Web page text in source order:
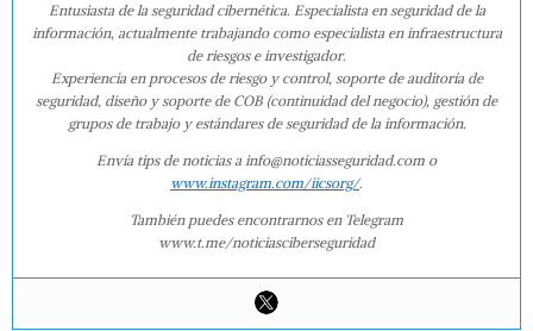
Entusiasta de la seguridad cibernética. Especialista en seguridad de la
información, actualmente trabajando como especialista en infraestructura
de riesgos e investigador.
Experiencia en procesos de riesgo y control, soporte de auditoría de
seguridad, diseño y soporte de COB (continuidad del negocio), gestión de
grupos de trabajo y estándares de seguridad de la información.
Envía tips de noticias a info@noticiasseguridad.com o
www.instagram.com/iicsorg/.
También puedes encontrarnos en Telegram
www.t.me/noticiasciberseguridad